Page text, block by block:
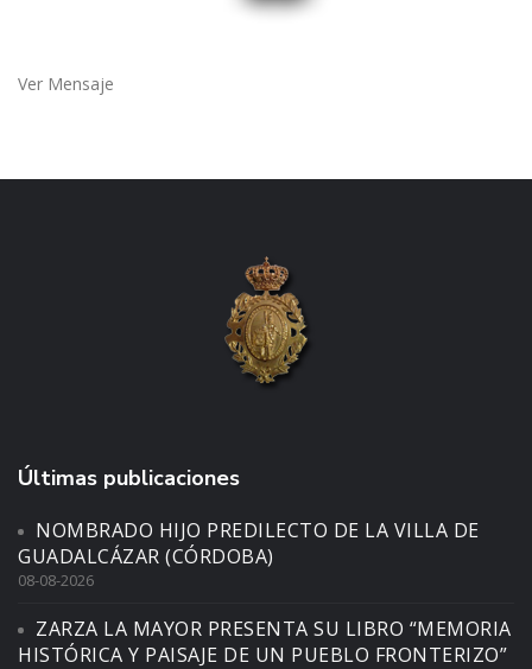
Ver Mensaje
Últimas publicaciones
NOMBRADO HIJO PREDILECTO DE LA VILLA DE
GUADALCÁZAR (CÓRDOBA)
08-08-2026
ZARZA LA MAYOR PRESENTA SU LIBRO “MEMORIA
HISTÓRICA Y PAISAJE DE UN PUEBLO FRONTERIZO”